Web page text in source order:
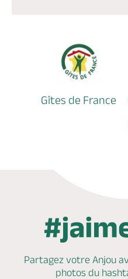
Gîtes de France
Partagez votre Anjou
photos du